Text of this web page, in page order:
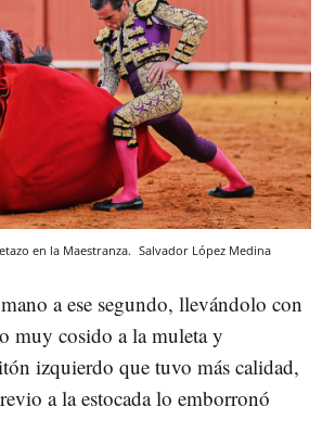
en la Maestranza. Salvador López Medina
a ese segundo, llevándolo con
muy cosido a la muleta y
izquierdo que tuvo más calidad,
a la estocada lo emborronó